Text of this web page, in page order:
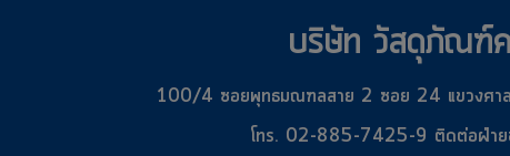
บริษัท วัสดุภัณฑ์
100/4 ซอยพุทธมณฑลสาย 2 ซอย 24 แขวงศา
โทร. 02-885-7425-9 ติดต่อฝ่าย